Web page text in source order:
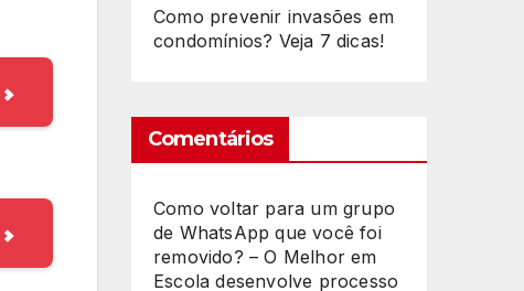
Como prevenir invasões em
condomínios? Veja 7 dicas!
Comentários
Como voltar para um grupo
de WhatsApp que você foi
removido? – O Melhor em
Escola desenvolve processo